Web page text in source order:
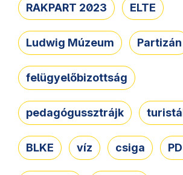
RAKPART 2023 ELTE
Ludwig Múzeum Partizán
felügyelőbizottság
pedagógussztrájk
BLKE víz csiga